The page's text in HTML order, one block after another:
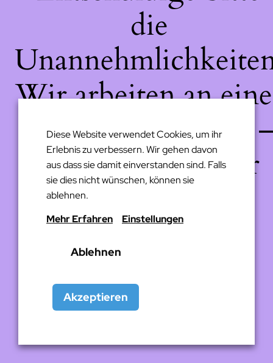
die
Wir arbeiten an
großartigen Sache
schau bald wieder
Diese Website verwendet Cookies, um ihr
Erlebnis zu verbessern. Wir gehen davon
aus dass sie damit einverstanden sind. Falls
sie dies nicht wünschen, können sie
ablehnen.
Mehr Erfahren
Einstellungen
Ablehnen
Akzeptieren